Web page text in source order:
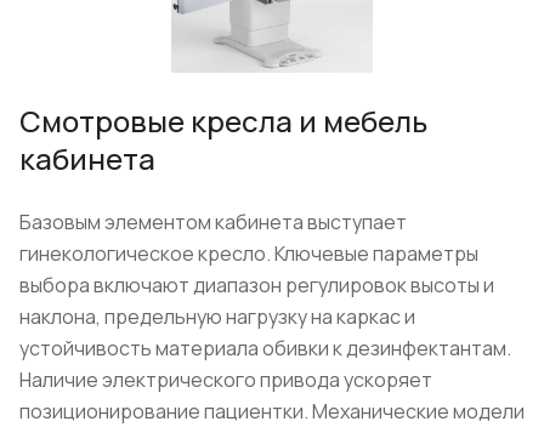
Смотровые кресла и мебель
кабинета
Базовым элементом кабинета выступает
гинекологическое кресло. Ключевые параметры
выбора включают диапазон регулировок высоты и
наклона, предельную нагрузку на каркас и
устойчивость материала обивки к дезинфектантам.
Наличие электрического привода ускоряет
позиционирование пациентки. Механические модели